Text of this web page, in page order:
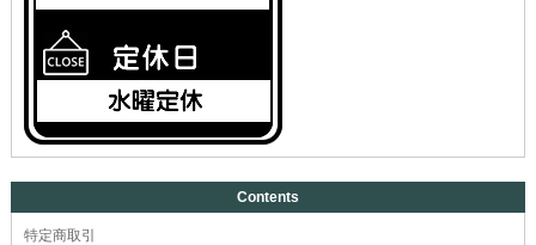
Contents
特定商取引